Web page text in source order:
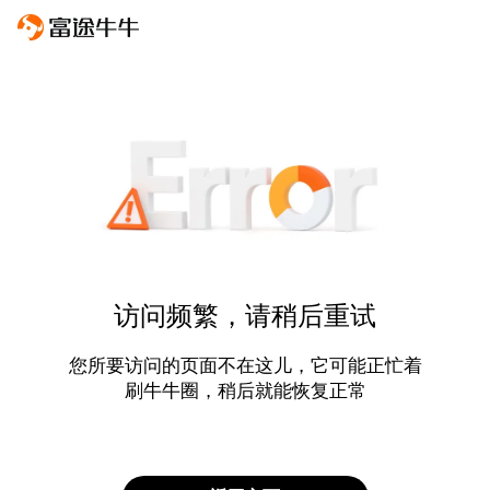
访问频繁，请稍后重试
您所要访问的页面不在这儿，它可能正忙着
刷牛牛圈，稍后就能恢复正常